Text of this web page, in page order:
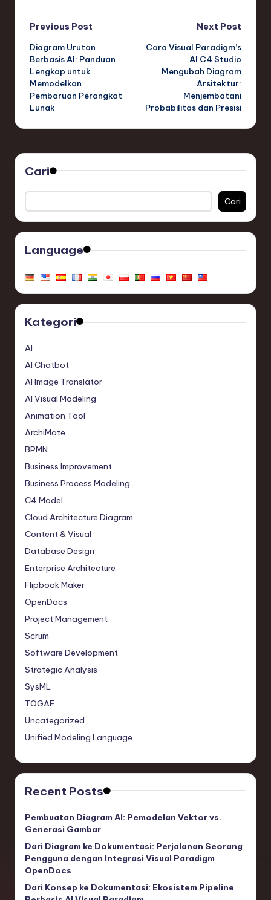
Post
navigation
Previous Post
Diagram Urutan
Berbasis AI: Panduan
Lengkap untuk
Memodelkan
Pembaruan Perangkat
Lunak
Next Post
Cara Visual Paradigm’s
AI C4 Studio
Mengubah Diagram
Arsitektur:
Menjembatani
Probabilitas dan Presisi
Cari
Cari
Language
Kategori
AI
AI Chatbot
AI Image Translator
AI Visual Modeling
Animation Tool
ArchiMate
BPMN
Business Improvement
Business Process Modeling
C4 Model
Cloud Architecture Diagram
Content & Visual
Database Design
Enterprise Architecture
Flipbook Maker
OpenDocs
Project Management
Scrum
Software Development
Strategic Analysis
SysML
TOGAF
Uncategorized
Unified Modeling Language
Recent Posts
Pembuatan Diagram AI: Pemodelan Vektor vs.
Generasi Gambar
Dari Diagram ke Dokumentasi: Perjalanan Seorang
Pengguna dengan Integrasi Visual Paradigm
OpenDocs
Dari Konsep ke Dokumentasi: Ekosistem Pipeline